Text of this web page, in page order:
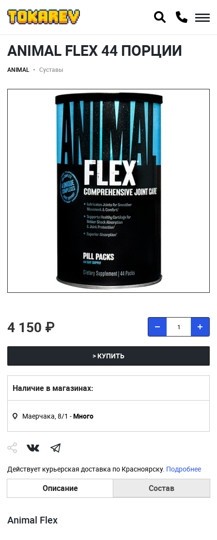
ANIMAL FLEX 44 ПОРЦИИ
ANIMAL Суставы
4 150 ₽
> КУПИТЬ
Наличие в магазинах:
Маерчака, 8/1 -Много
Действует курьерская доставка по Красноярску. Подробнее
Описание Состав
Animal Flex